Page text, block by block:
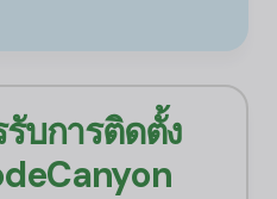
บการติดตั้ง